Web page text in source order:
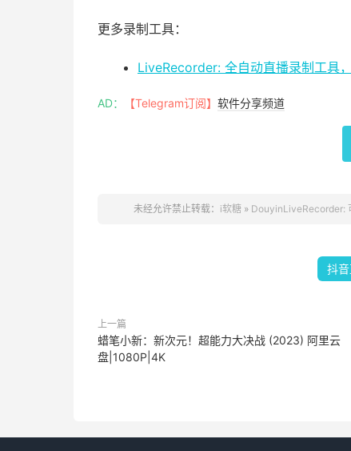
更多录制工具：
LiveRecorder: 全自动直播录制工具
AD： 【Telegram订阅】 软件分享频道
未经允许禁止转载： i软糖 » DouyinLiveRecorder:
抖
上一篇
蜡笔小新：新次元！超能力大决战 (2023) 阿里云
盘|1080P|4K